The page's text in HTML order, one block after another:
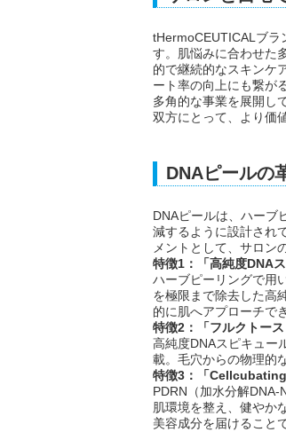
tHermoCEUTICALブラ
す。肌悩みに合わせた
的で継続的なスキンケ
ート率の向上にも繋が
多角的な事業を展開し
双方にとって、より価
DNAピールの
DNAピールは、ハーブ
減するように設計され
メントとして、サロン
特徴1：「高純度DNAス
ハーブピーリングで用
を極限まで除去した高
的に肌へアプローチで
特徴2：「フルクトース
高純度DNAスピキュー
載。毛穴からの物理的
特徴3：「
PDRN（加水分解DNA-
肌環境を整え、健やか
美容成分を届けること